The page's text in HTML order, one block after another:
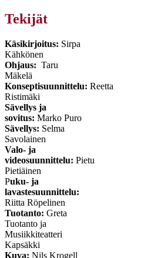
Tekijät
Käsikirjoitus: Sirpa
Kähkönen
Ohjaus: Taru
Mäkelä
Konseptisuunnittelu: Reetta
Ristimäki
Sävellys ja
sovitus: Marko Puro
Sävellys: Selma
Savolainen
Valo- ja
videosuunnittelu: Pietu
Pietiäinen
Puku- ja
lavastesuunnittelu:
Riitta Röpelinen
Tuotanto: Greta
Tuotanto ja
Musiikkiteatteri
Kapsäkki
Kuva: Nils Krogell